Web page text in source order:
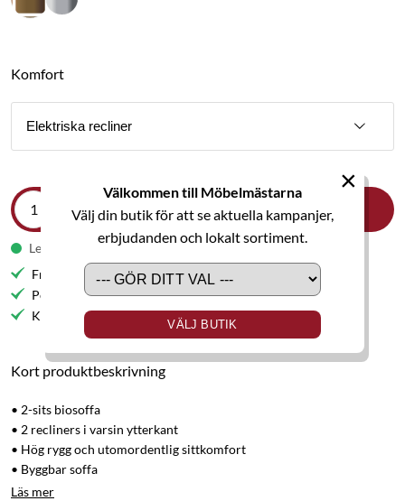
Välkommen till Möbelmästarna
Välj din butik för att se aktuella kampanjer,
erbjudanden och lokalt sortiment.
VÄLJ BUTIK
×
Komfort
Elektriska recliner
LÄGG I VARUKORGEN
Leveranstid 3-4 veckor
Fri frakt till butik
Personlig service
Kvalitetsmöbler
Kort produktbeskrivning
• 2-sits biosoffa
• 2 recliners i varsin ytterkant
• Hög rygg och utomordentlig sittkomfort
• Byggbar soffa
Läs mer